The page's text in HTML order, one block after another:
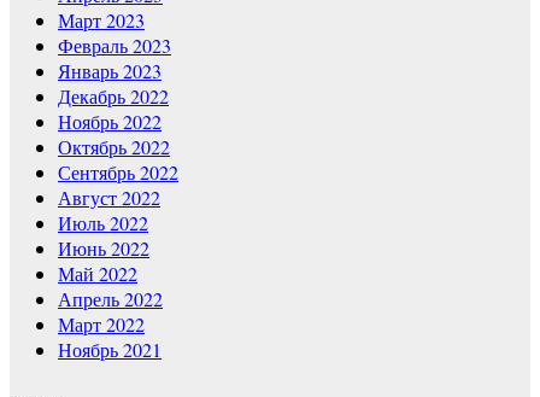
Март 2023
Февраль 2023
Январь 2023
Декабрь 2022
Ноябрь 2022
Октябрь 2022
Сентябрь 2022
Август 2022
Июль 2022
Июнь 2022
Май 2022
Апрель 2022
Март 2022
Ноябрь 2021